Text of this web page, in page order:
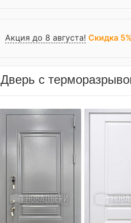
Акция до 8 августа! Скидка
Дверь с